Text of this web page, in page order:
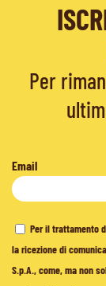
Per
Email
Per il trattamento
la ricezione di
S.p.A., come, ma non